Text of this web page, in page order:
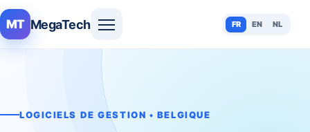
MT MegaTech FR EN NL
LOGICIELS DE GESTION • BELGIQUE